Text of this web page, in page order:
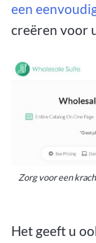
een
creëren voor
Zorg voor een
Het geeft u